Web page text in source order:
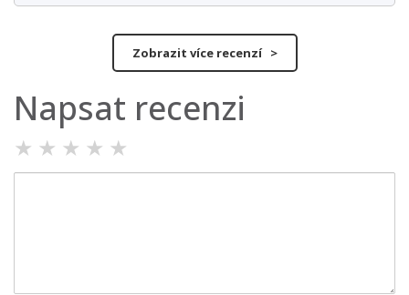
Zobrazit více recenzí >
Napsat recenzi
★ ★ ★ ★ ★